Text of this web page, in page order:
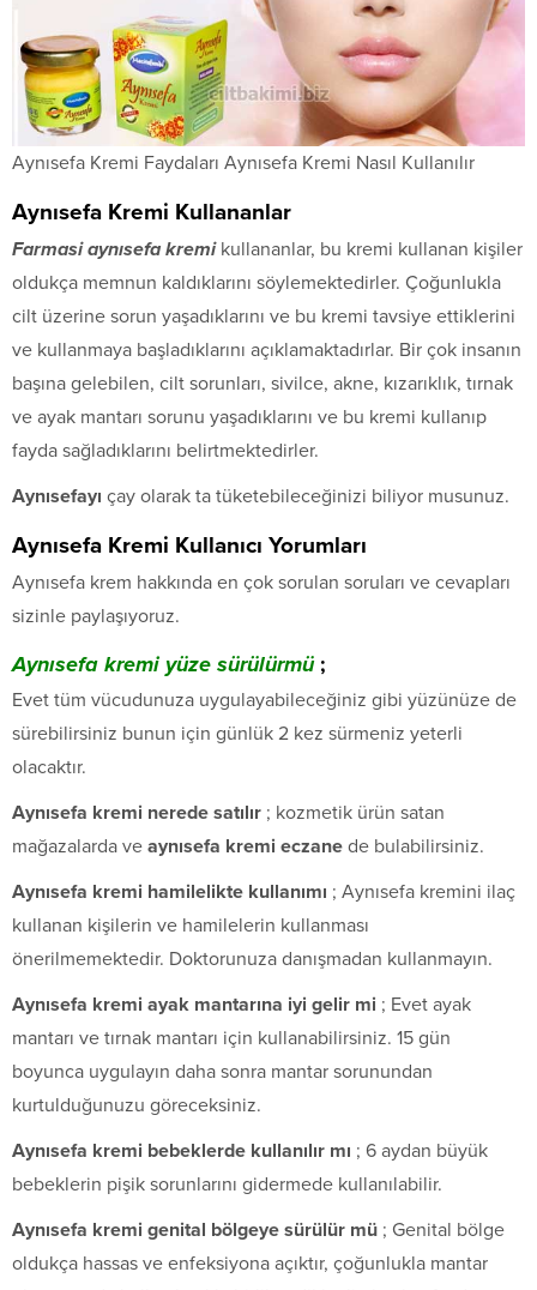
Aynısefa Kremi Faydaları Aynısefa Kremi Nasıl Kullanılır
Aynısefa Kremi Kullananlar
Farmasi aynısefa kremikullananlar, bu kremi kullanan kişiler
oldukça memnun kaldıklarını söylemektedirler. Çoğunlukla
cilt üzerine sorun yaşadıklarını ve bu kremi tavsiye ettiklerini
ve kullanmaya başladıklarını açıklamaktadırlar. Bir çok insanın
başına gelebilen, cilt sorunları, sivilce, akne, kızarıklık, tırnak
ve ayak mantarı sorunu yaşadıklarını ve bu kremi kullanıp
fayda sağladıklarını belirtmektedirler.
Aynısefayı çay olarak ta tüketebileceğinizi biliyor musunuz.
Aynısefa Kremi Kullanıcı Yorumları
Aynısefa krem hakkında en çok sorulan soruları ve cevapları
sizinle paylaşıyoruz.
Aynısefa kremi yüze sürülürmü;
Evet tüm vücudunuza uygulayabileceğiniz gibi yüzünüze de
sürebilirsiniz bunun için günlük 2 kez sürmeniz yeterli
olacaktır.
Aynısefa kremi nerede satılır ; kozmetik ürün satan
mağazalarda ve aynısefa kremi eczane de bulabilirsiniz.
Aynısefa kremi hamilelikte kullanımı ; Aynısefa kremini ilaç
kullanan kişilerin ve hamilelerin kullanması
önerilmemektedir. Doktorunuza danışmadan kullanmayın.
Aynısefa kremi ayak mantarına iyi gelir mi ; Evet ayak
mantarı ve tırnak mantarı için kullanabilirsiniz. 15 gün
boyunca uygulayın daha sonra mantar sorunundan
kurtulduğunuzu göreceksiniz.
Aynısefa kremi bebeklerde kullanılır mı ; 6 aydan büyük
bebeklerin pişik sorunlarını gidermede kullanılabilir.
Aynısefa kremi genital bölgeye sürülür mü ; Genital bölge
oldukça hassas ve enfeksiyona açıktır, çoğunlukla mantar